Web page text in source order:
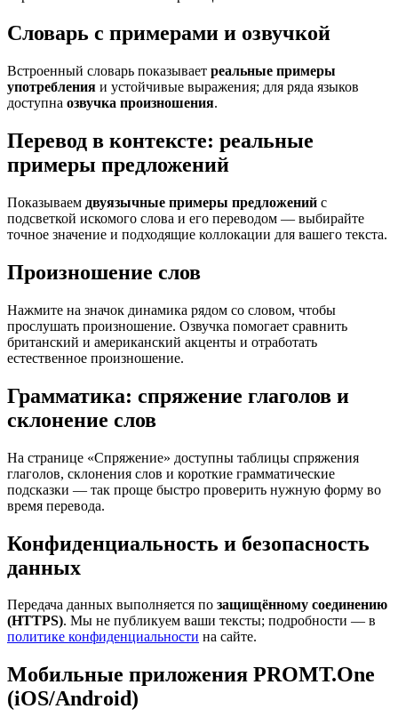
Словарь с примерами и озвучкой
Встроенный словарь показывает реальные примеры
употребления и устойчивые выражения; для ряда языков
доступна озвучка произношения.
Перевод в контексте: реальные
примеры предложений
Показываем двуязычные примеры предложений с
подсветкой искомого слова и его переводом — выбирайте
точное значение и подходящие коллокации для вашего текста.
Произношение слов
Нажмите на значок динамика рядом со словом, чтобы
прослушать произношение. Озвучка помогает сравнить
британский и американский акценты и отработать
естественное произношение.
Грамматика: спряжение глаголов и
склонение слов
На странице «Спряжение» доступны таблицы спряжения
глаголов, склонения слов и короткие грамматические
подсказки — так проще быстро проверить нужную форму во
время перевода.
Конфиденциальность и безопасность
данных
Передача данных выполняется по защищённому соединению
(HTTPS). Мы не публикуем ваши тексты; подробности — в
политике конфиденциальности на сайте.
Мобильные приложения PROMT.One
(iOS/Android)